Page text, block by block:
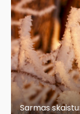
Sarmas